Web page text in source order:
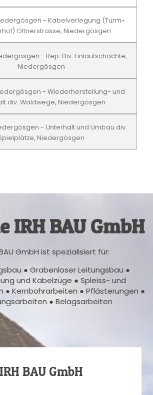
- Kabelverlegung (Turm-
Oltnerstrasse, Niedergösgen
- Rep. Div. Einlaufschächte,
Niedergösgen
- Wiederherstellung- und
div. Waldwege, Niedergösgen
- Unterhalt und Umbau div.
Niedergösgen
IRH BAU GmbH
GmbH ist spezialisiert für:
● Grabenloser Leitungsbau ●
und Kabelzüge ● Spleiss- und
● Kernbohrarbeiten ● Pflästerungen ●
● Belagsarbeiten
IRH BAU GmbH